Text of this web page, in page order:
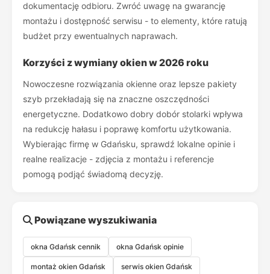
dokumentację odbioru. Zwróć uwagę na gwarancję
montażu i dostępność serwisu - to elementy, które ratują
budżet przy ewentualnych naprawach.
Korzyści z wymiany okien w 2026 roku
Nowoczesne rozwiązania okienne oraz lepsze pakiety
szyb przekładają się na znaczne oszczędności
energetyczne. Dodatkowo dobry dobór stolarki wpływa
na redukcję hałasu i poprawę komfortu użytkowania.
Wybierając firmę w Gdańsku, sprawdź lokalne opinie i
realne realizacje - zdjęcia z montażu i referencje
pomogą podjąć świadomą decyzję.
Powiązane wyszukiwania
okna Gdańsk cennik okna Gdańsk opinie
montaż okien Gdańsk serwis okien Gdańsk